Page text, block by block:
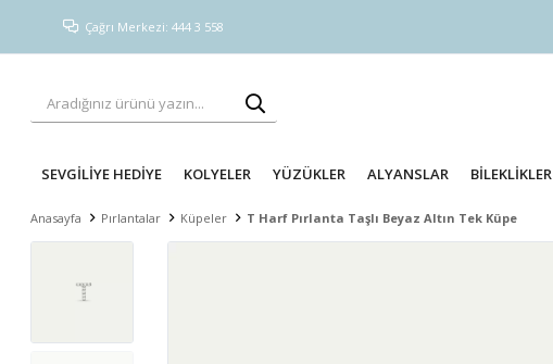
Çağrı Merkezi: 444 3 558
SEVGİLİYE HEDİYE KOLYELER YÜZÜKLER ALYANSLAR BİLEKLİKLER
Anasayfa Pırlantalar Küpeler T Harf Pırlanta Taşlı Beyaz Altın Tek Küpe